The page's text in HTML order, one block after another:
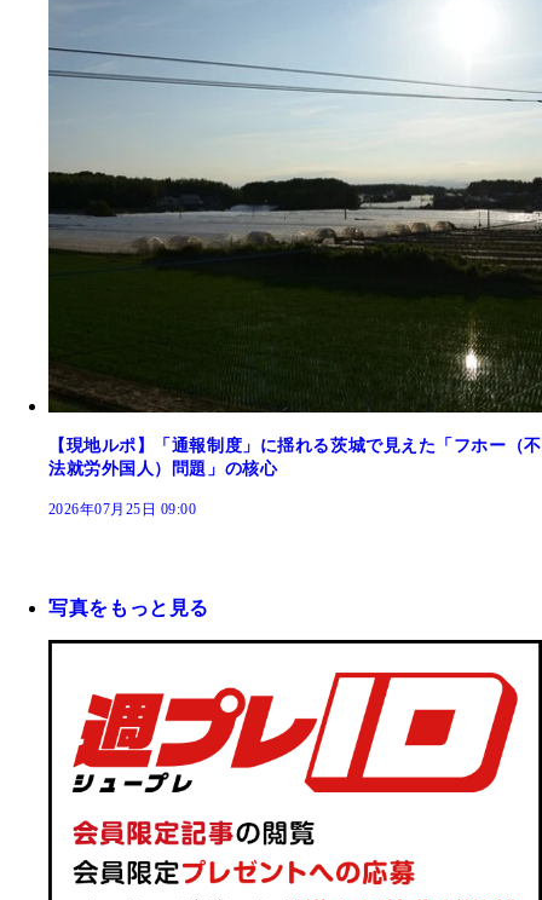
【現地ルポ】「通報制度」に揺れる茨城で見えた「フホー（不
法就労外国人）問題」の核心
2026年07月25日 09:00
写真をもっと見る